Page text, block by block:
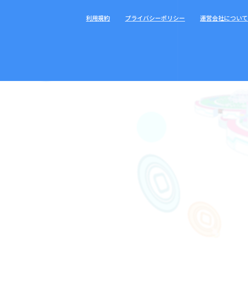
利用規約 プライバシーポリシー 運営会社について